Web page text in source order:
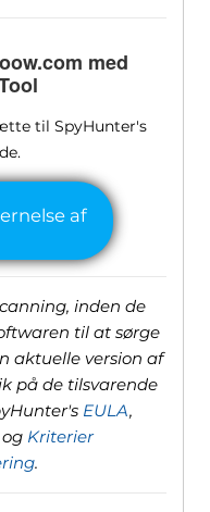
med
til SpyHunter's
inden de
til at sørge
aktuelle version af
på de tilsvarende
EULA,
Kriterier
.